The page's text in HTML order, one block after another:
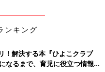
ンキング
！解決する本『ひよこクラブ
るまで、育児に役立つ情報が